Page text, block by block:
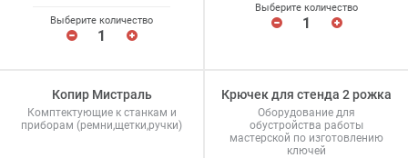
Выберите количество
Выберите количество
Копир Мистраль
Комптектующие к станкам и
приборам (ремни,щетки,ручки)
Крючек для стенда 2 рожка
Оборудование для
обустройства работы
мастерской по изготовлению
ключей